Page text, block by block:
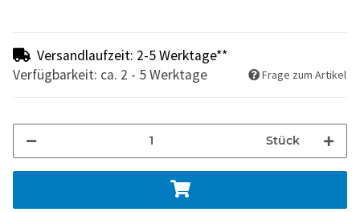
Versandlaufzeit: 2-5 Werktage**
Verfügbarkeit: ca. 2 - 5 Werktage
Frage zum Artikel
Stück